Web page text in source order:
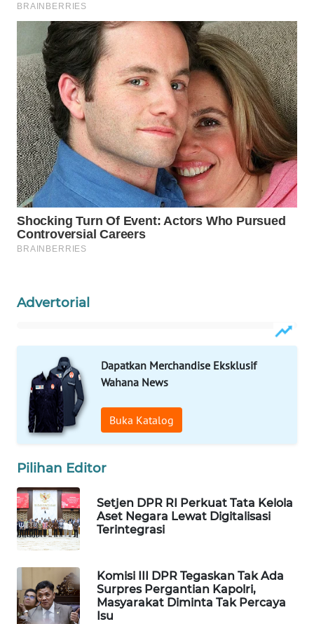
Advertorial
Dapatkan Merchandise Eksklusif
Wahana News
Buka Katalog
Pilihan Editor
Setjen DPR RI Perkuat Tata Kelola
Aset Negara Lewat Digitalisasi
Terintegrasi
Komisi III DPR Tegaskan Tak Ada
Surpres Pergantian Kapolri,
Masyarakat Diminta Tak Percaya
Isu
WN
MANDALIKA
WN
LIKUPANG
WN
LABUANBAJO
WN
BORNEO
Wahana
Media
NEWS
WAHANA
ADVOKAT
WAHANA
INFRASTRUKTUR
WAHANA
KONSUMEN
WAHANA
LISTRIK
WAHANA
TRAVEL